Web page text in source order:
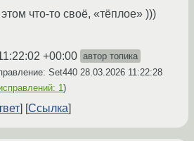
что-то своё, «тёплое» )))
+00:00 автор топика
Set440 28.03.2026 11:22:28
1)
Ссылка